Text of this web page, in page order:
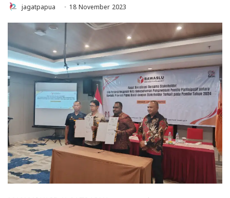
jagatpapua 18 November 2023